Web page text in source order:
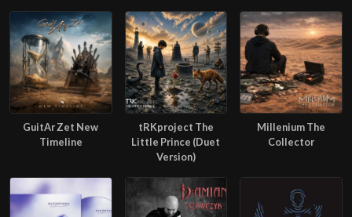
GuitAr Zet New
Timeline
tRKproject The
Little Prince (Duet
Version)
Millenium The
Collector